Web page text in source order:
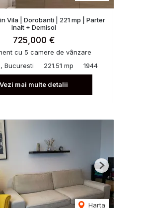
Vila | Dorobanti | 221 mp | Parter
Inalt + Demisol
725,000 €
cu 5 camere de vânzare
Bucuresti
221.51 mp 1944
Vezi mai multe detalii
Harta
Next